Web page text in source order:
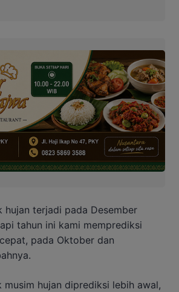
hujan terjadi pada Desember
tahun ini kami memprediksi
pada Oktober dan
musim hujan diprediksi lebih awal,